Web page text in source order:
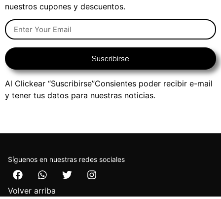
nuestros cupones y descuentos.
Suscribirse
Al Clickear “Suscribirse”Consientes poder recibir e-mail
y tener tus datos para nuestras noticias.
Síguenos en nuestras redes sociales
Volver arriba